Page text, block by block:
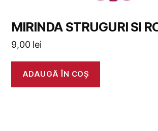
MIRINDA STRUGURI SI
9,00 lei
ADAUGĂ ÎN COȘ